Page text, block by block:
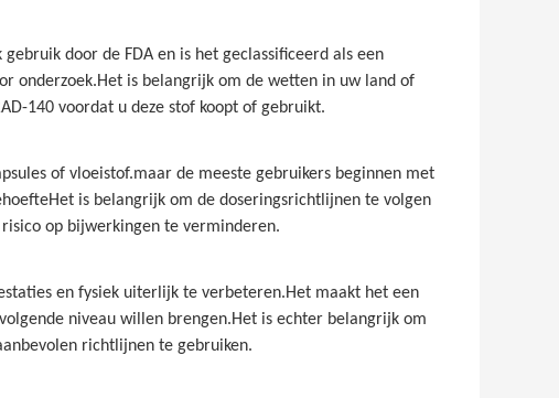
door de FDA en is het geclassificeerd als een
onderzoek.Het is belangrijk om de wetten in uw land of
140 voordat u deze stof koopt of gebruikt.
of vloeistof.maar de meeste gebruikers beginnen met
is belangrijk om de doseringsrichtlijnen te volgen
op bijwerkingen te verminderen.
en fysiek uiterlijk te verbeteren.Het maakt het een
niveau willen brengen.Het is echter belangrijk om
richtlijnen te gebruiken.